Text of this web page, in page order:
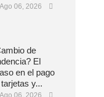
Ago 06, 2026
de
El
en el pago
y...
Ago 06, 2026